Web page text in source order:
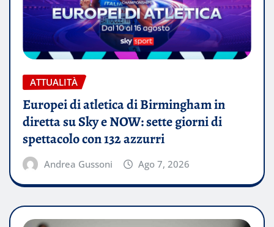
ATTUALITÀ
Europei di atletica di Birmingham in
diretta su Sky e NOW: sette giorni di
spettacolo con 132 azzurri
Andrea Gussoni Ago 7, 2026